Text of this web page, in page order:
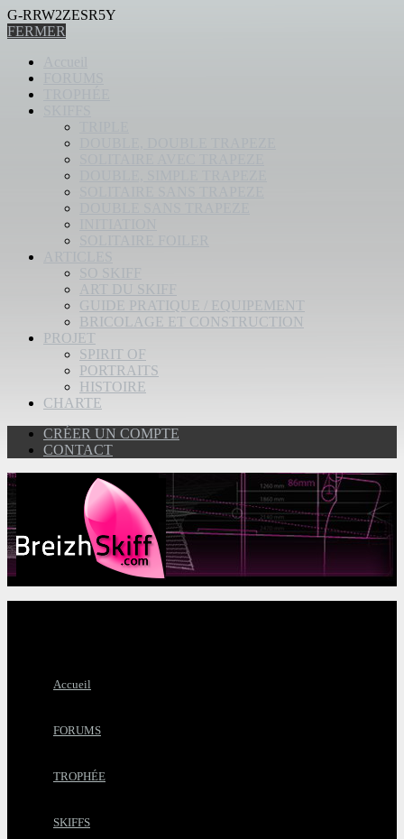
G-RRW2ZESR5Y
FERMER
SO SKIFF
ART DU SKIFF
GUIDE PRATIQUE / EQUIPEMENT
BRICOLAGE ET CONSTRUCTION
PROJET
SPIRIT OF
PORTRAITS
HISTOIRE
CHARTE
CRÉER UN COMPTE
CONTACT
Accueil
FORUMS
TROPHÉE
SKIFFS